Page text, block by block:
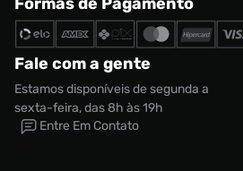
Fale com a gente
Estamos disponíveis de segunda a
sexta-feira, das 8h às 19h
Entre Em Contato